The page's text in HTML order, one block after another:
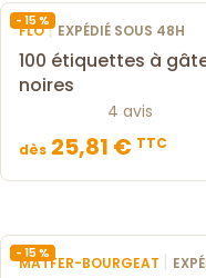
- 15 %
FLO| EXPÉDIÉ SOUS 48H
100 étiquettes à
noires
4 avis
dès 25,81 € TTC
- 15 %
MATFER-BOURGEAT |